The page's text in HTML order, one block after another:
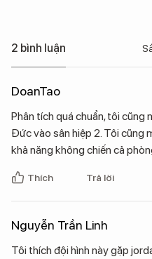
2 bình luận
DoanTao
Phân tích quá chuẩn, tôi cũng
Đức vào sân hiệp 2. Tôi cũng
khả năng không chiến cả
Thích Trả lời
Nguyễn Trần Linh
Tôi thích đội hình này gặp